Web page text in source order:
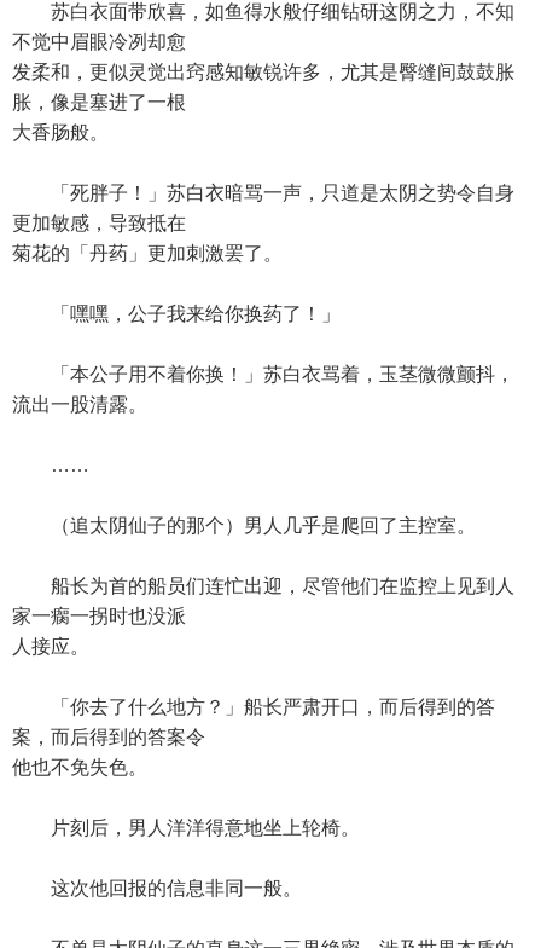
苏白衣面带欣喜，如鱼得水般仔细钻研这阴之力，不知
不觉中眉眼冷冽却愈
发柔和，更似灵觉出窍感知敏锐许多，尤其是臀缝间鼓鼓胀
胀，像是塞进了一根
大香肠般。
「死胖子！」苏白衣暗骂一声，只道是太阴之势令自身
更加敏感，导致抵在
菊花的「丹药」更加刺激罢了。
「嘿嘿，公子我来给你换药了！」
「本公子用不着你换！」苏白衣骂着，玉茎微微颤抖，
流出一股清露。
……
（追太阴仙子的那个）男人几乎是爬回了主控室。
船长为首的船员们连忙出迎，尽管他们在监控上见到人
家一瘸一拐时也没派
人接应。
「你去了什么地方？」船长严肃开口，而后得到的答
案，而后得到的答案令
他也不免失色。
片刻后，男人洋洋得意地坐上轮椅。
这次他回报的信息非同一般。